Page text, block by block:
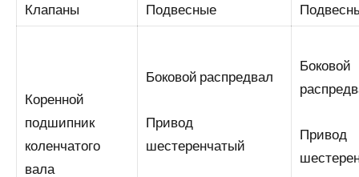
Клапаны Подвесные
Коренной
подшипник
коленчатого
вала
Боковой распредвал
Привод
шестеренчатый
Боковой
Привод